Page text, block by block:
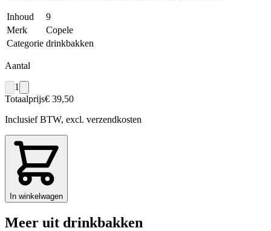
Inhoud
9
Merk
Copele
Categorie drinkbakken
Aantal
1
Totaalprijs€ 39,50
Inclusief BTW, excl. verzendkosten
In winkelwagen
Meer uit drinkbakken